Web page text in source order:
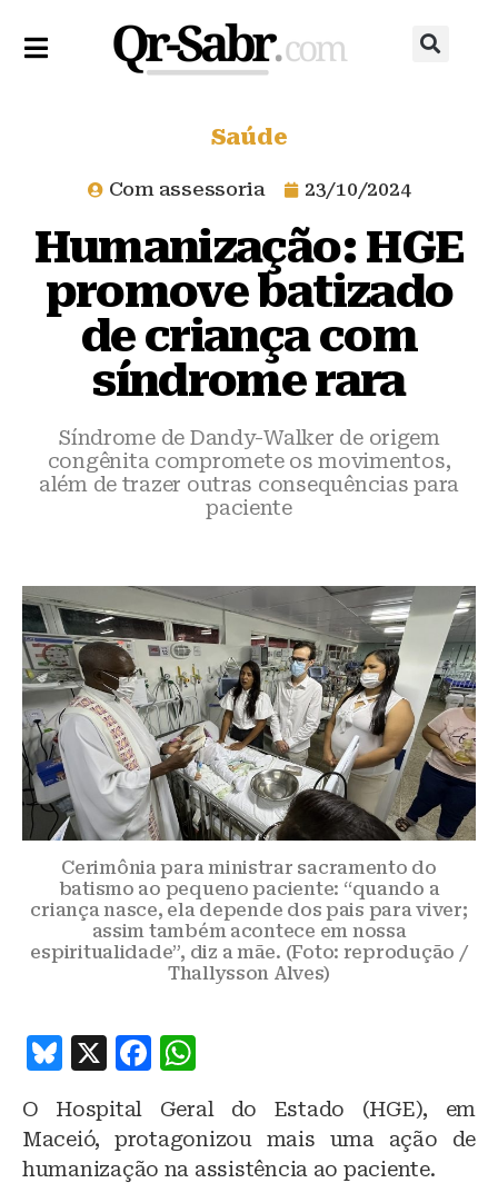
Saúde
Com assessoria 23/10/2024
Humanização: HGE
promove batizado
de criança com
síndrome rara
Síndrome de Dandy-Walker de origem
congênita compromete os movimentos,
além de trazer outras consequências para
paciente
Cerimônia para ministrar sacramento do
batismo ao pequeno paciente: “quando a
criança nasce, ela depende dos pais para viver;
assim também acontece em nossa
espiritualidade”, diz a mãe. (Foto: reprodução /
Thallysson Alves)
B
e
s
X
F
c
e
at
s
O Hospital Geral do Estado (HGE), em
Maceió, protagonizou mais uma ação de
humanização na assistência ao paciente.